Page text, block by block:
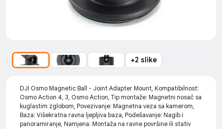
+2 slike
DJI Osmo Magnetic Ball - Joint Adapter Mount, Kompatibilnost:
Osmo Action 4, 3, Osmo Action, Tip montaže: Magnetni nosač sa
kuglastim zglobom, Povezivanje: Magnetna veza sa kamerom,
Baza: Višekratna ravna ljepljiva baza, Podešavanje: Nagib i
panoramiranje, Namjena: Montaža na ravne površine ili stativ